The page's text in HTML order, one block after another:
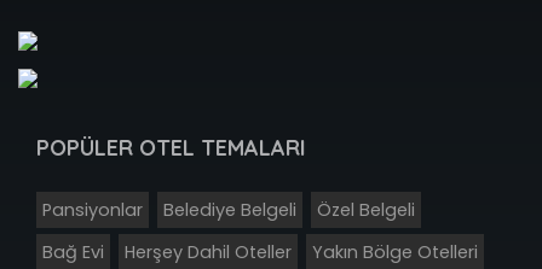
POPÜLER OTEL TEMALARI
Pansiyonlar Belediye Belgeli
Özel Belgeli
Bağ Evi
Herşey Dahil Oteller
Yakın Bölge Otelleri